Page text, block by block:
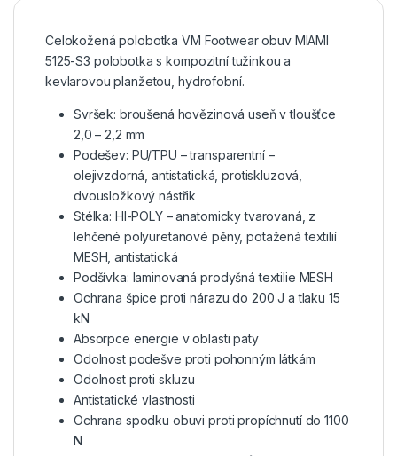
Celokožená polobotka VM Footwear obuv MIAMI
5125-S3 polobotka s kompozitní tužinkou a
kevlarovou planžetou, hydrofobní.
Svršek: broušená hovězinová useň v tloušťce
2,0 – 2,2 mm
Podešev: PU/TPU – transparentní –
olejivzdorná, antistatická, protiskluzová,
dvousložkový nástřik
Stélka: HI-POLY – anatomicky tvarovaná, z
lehčené polyuretanové pěny, potažená textilií
MESH, antistatická
Podšívka: laminovaná prodyšná textilie MESH
Ochrana špice proti nárazu do 200 J a tlaku 15
kN
Absorpce energie v oblasti paty
Odolnost podešve proti pohonným látkám
Odolnost proti skluzu
Antistatické vlastnosti
Ochrana spodku obuvi proti propíchnutí do 1100
N